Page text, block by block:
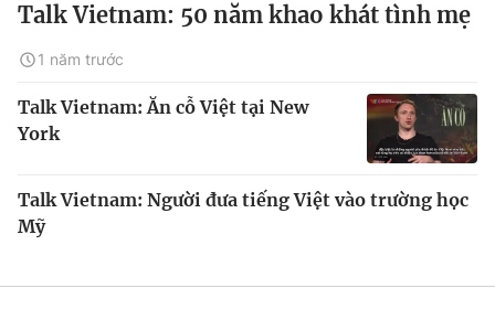
Talk Vietnam: 50 năm khao khát tình mẹ
1 năm trước
Talk Vietnam: Ăn cỗ Việt tại New
York
Talk Vietnam: Người đưa tiếng Việt vào trường học
Mỹ